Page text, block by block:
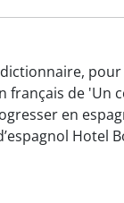
français de 'Un
en
Hotel